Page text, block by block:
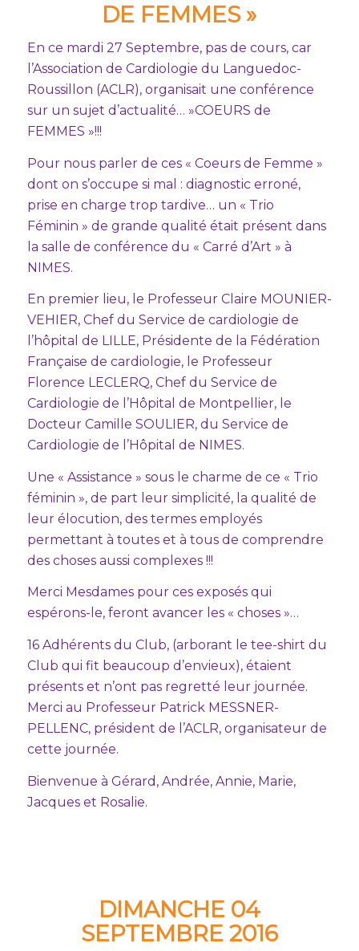
DE FEMMES »
En ce mardi 27 Septembre, pas de cours, car
l’Association de Cardiologie du Languedoc-
Roussillon (ACLR), organisait une conférence
sur un sujet d’actualité… »COEURS de
FEMMES »!!!
Pour nous parler de ces « Coeurs de Femme »
dont on s’occupe si mal : diagnostic erroné,
prise en charge trop tardive… un « Trio
Féminin » de grande qualité était présent dans
la salle de conférence du « Carré d’Art » à
NIMES.
En premier lieu, le Professeur Claire MOUNIER-
VEHIER, Chef du Service de cardiologie de
l’hôpital de LILLE, Présidente de la Fédération
Française de cardiologie, le Professeur
Florence LECLERQ, Chef du Service de
Cardiologie de l’Hôpital de Montpellier, le
Docteur Camille SOULIER, du Service de
Cardiologie de l’Hôpital de NIMES.
Une « Assistance » sous le charme de ce « Trio
féminin », de part leur simplicité, la qualité de
leur élocution, des termes employés
permettant à toutes et à tous de comprendre
des choses aussi complexes !!!
Merci Mesdames pour ces exposés qui
espérons-le, feront avancer les « choses »…
16 Adhérents du Club, (arborant le tee-shirt du
Club qui fit beaucoup d’envieux), étaient
présents et n’ont pas regretté leur journée.
Merci au Professeur Patrick MESSNER-
PELLENC, président de l’ACLR, organisateur de
cette journée.
Bienvenue à Gérard, Andrée, Annie, Marie,
Jacques et Rosalie.
DIMANCHE 04
SEPTEMBRE 2016